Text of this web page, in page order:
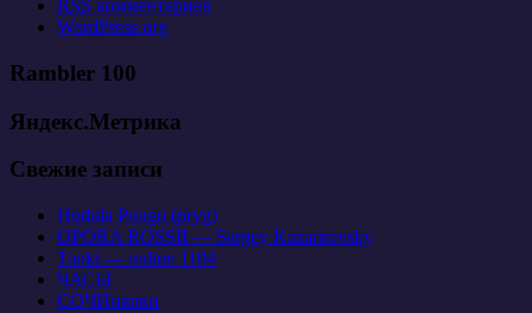
RSS комментариев
WordPress.org
Rambler 100
Яндекс.Метрика
Свежие записи
Hodula Pougo (pryg)
OPORA ROSSII — Sergey Kazarnovsky
Tanki — online 1104
ЧАСЫ
СОЧИнялки